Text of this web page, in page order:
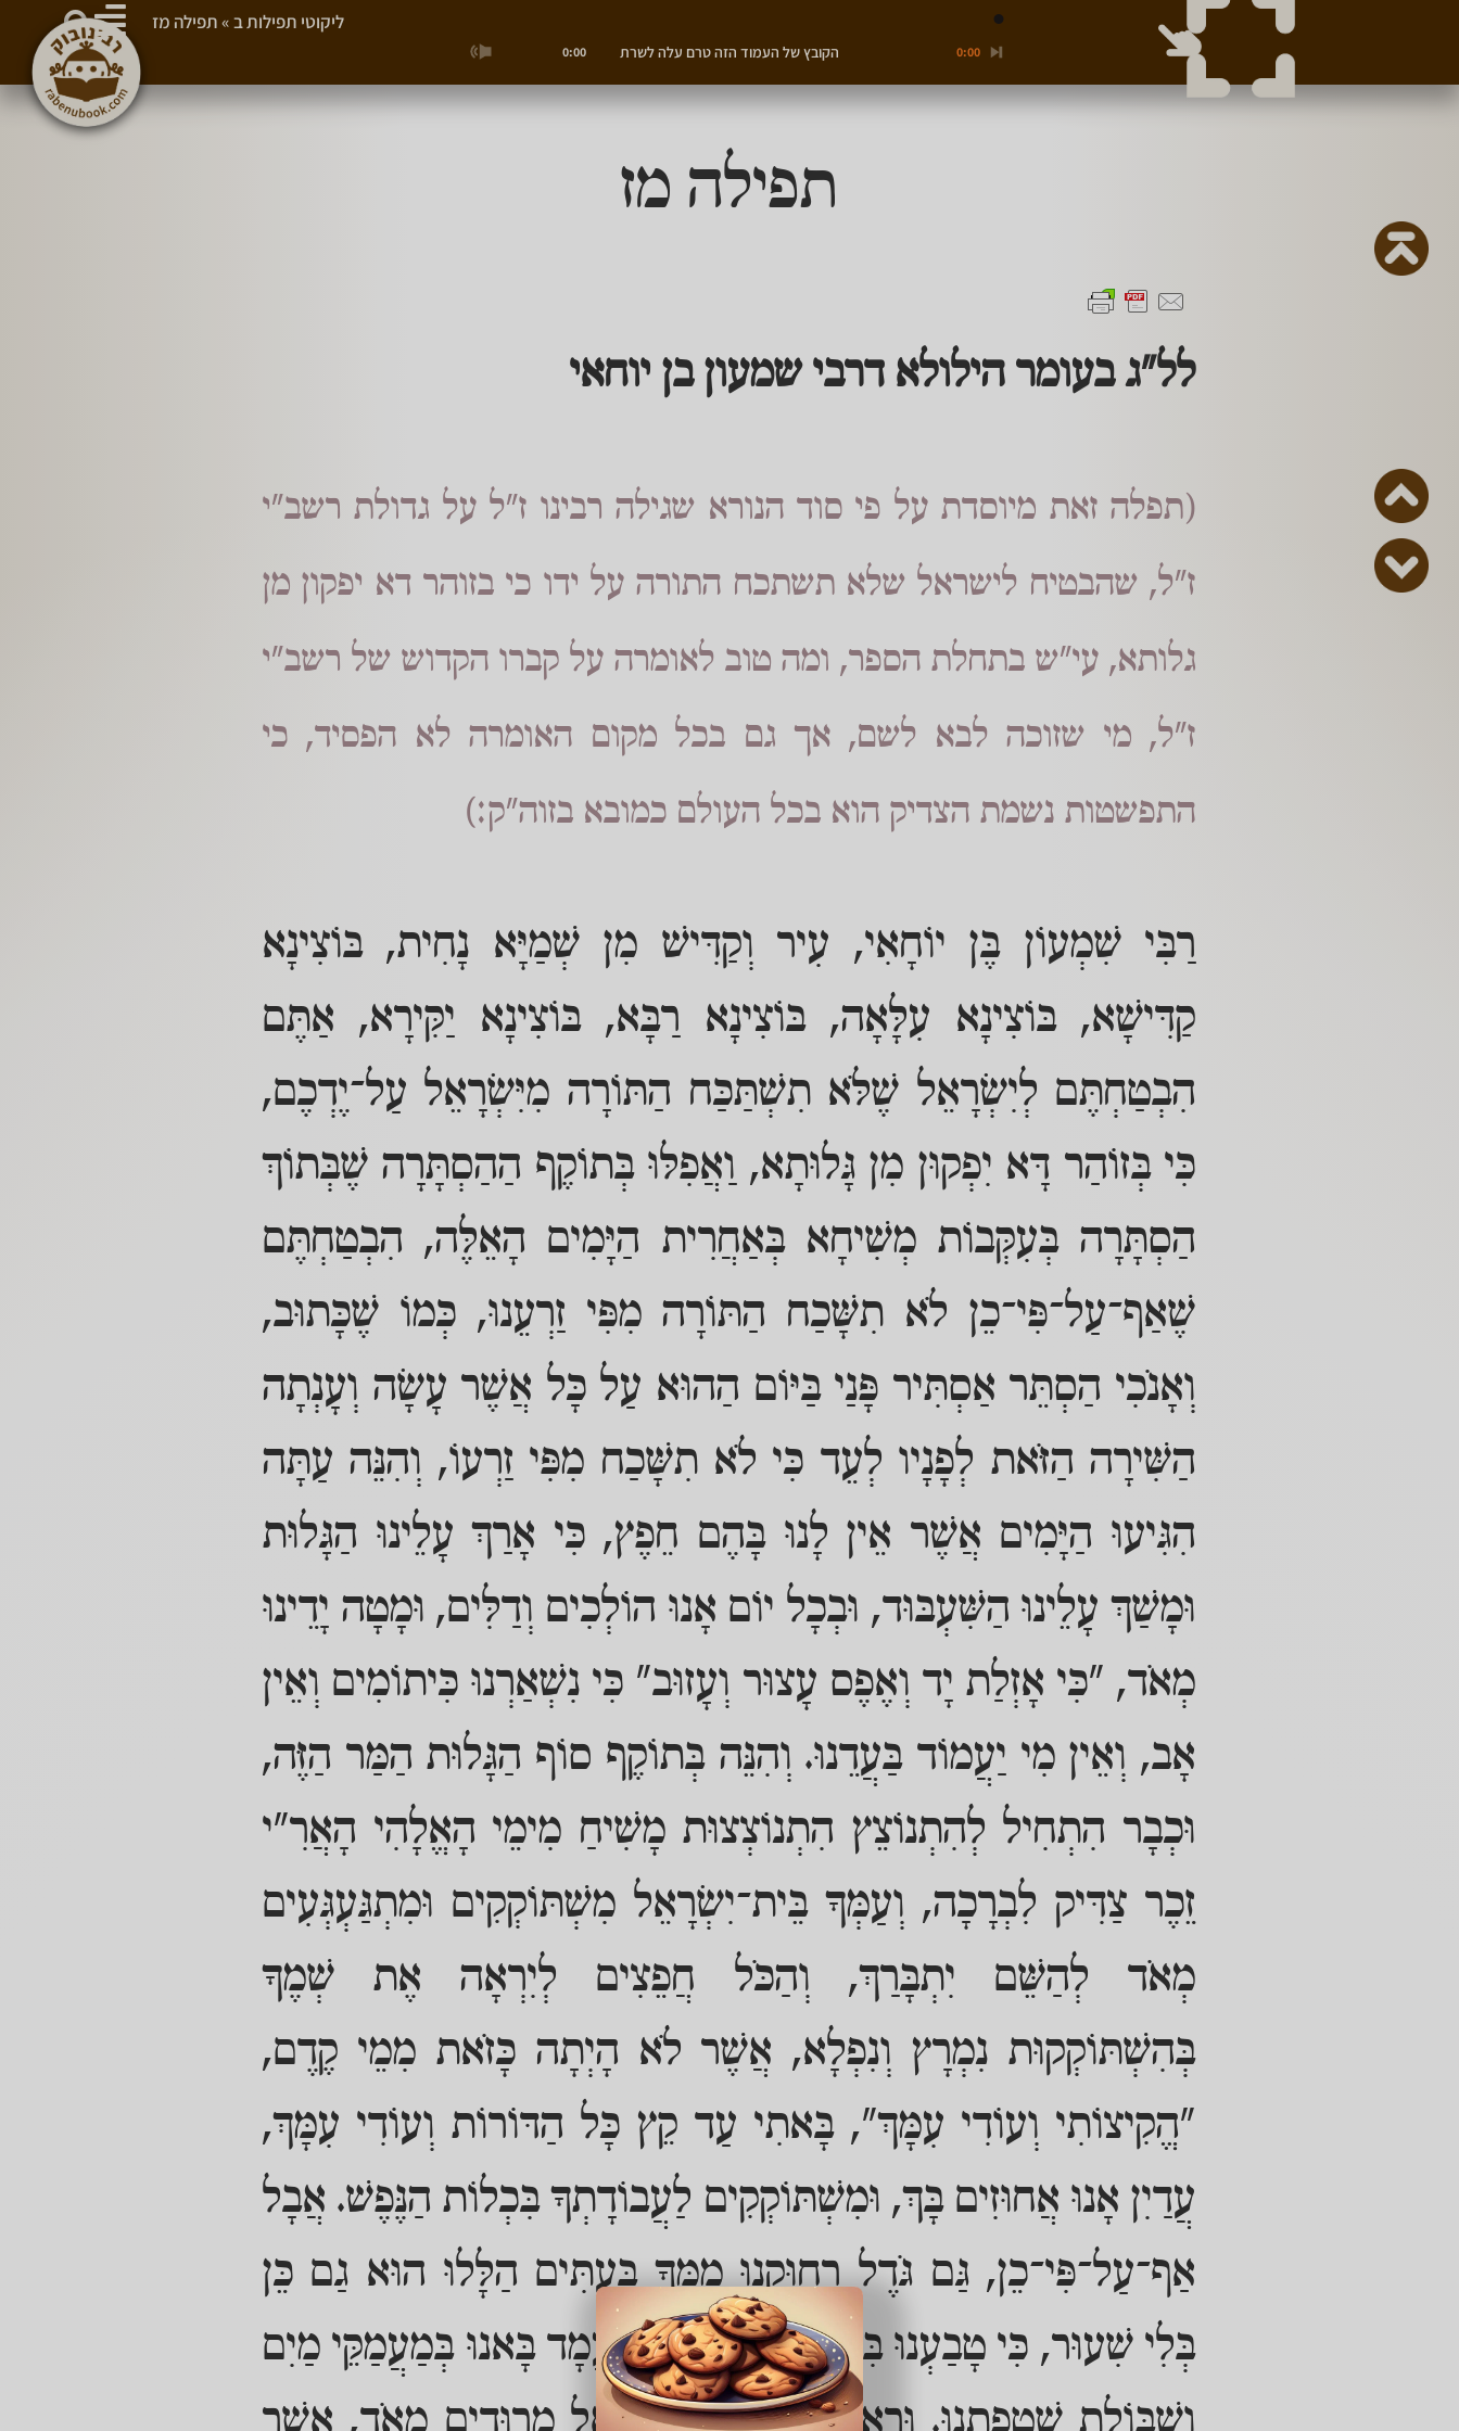
תפילה מז
לל"ג בעומר הילולא דרבי שמעון בן יוחאי
(תפלה זאת מיוסדת על פי סוד הנורא שגילה רבינו ז"ל על גדולת רשב"י
ז"ל, שהבטיח לישראל שלא תשתכח התורה על ידו כי בזוהר דא יפקון מן
גלותא, עי"ש בתחלת הספר, ומה טוב לאומרה על קברו הקדוש של רשב"י
ז"ל, מי שזוכה לבא לשם, אך גם בכל מקום האומרה לא הפסיד, כי
התפשטות נשמת הצדיק הוא בכל העולם כמובא בזוה”ק:)
רַבִּי שִׁמְעוֹן בֶּן יוֹחָאִי, עִיר וְקַדִּישׁ מִן שְׁמַיָּא נָחִית, בּוֹצִינָא
קַדִּישָׁא, בּוֹצִינָא עִלָּאָה, בּוֹצִינָא רַבָּא, בּוֹצִינָא יַקִּירָא, אַתֶּם
הִבְטַחְתֶּם לְיִשְׂרָאֵל שֶׁלֹּא תִשְׁתַּכַּח הַתּוֹרָה מִיִּשְׂרָאֵל עַל־יֶדְכֶם,
כִּי בְּזוֹהַר דָּא יִפְקוּן מִן גָּלוּתָא, וַאֲפִלּוּ בְּתוֹקֶף הַהַסְתָּרָה שֶׁבְּתוֹךְ
הַסְתָּרָה בְּעִקְּבוֹת מְשִׁיחָא בְּאַחֲרִית הַיָּמִים הָאֵלֶּה, הִבְטַחְתֶּם
שֶׁאַף־עַל־פִּי־כֵן לֹא תִשָּׁכַח הַתּוֹרָה מִפִּי זַרְעֵנוּ, כְּמוֹ שֶׁכָּתוּב,
וְאָנֹכִי הַסְתֵּר אַסְתִּיר פָּנַי בַּיּוֹם הַהוּא עַל כָּל אֲשֶׁר עָשָׂה וְעָנְתָה
הַשִּׁירָה הַזֹּאת לְפָנָיו לְעֵד כִּי לֹא תִשָּׁכַח מִפִּי זַרְעוֹ, וְהִנֵּה עַתָּה
הִגִּיעוּ הַיָּמִים אֲשֶׁר אֵין לָנוּ בָּהֶם חֵפֶץ, כִּי אָרַךְ עָלֵינוּ הַגָּלוּת
וּמָשַׁךְ עָלֵינוּ הַשִּׁעְבּוּד, וּבְכָל יוֹם אָנוּ הוֹלְכִים וְדַלִּים, וּמָטָה יָדֵינוּ
מְאֹד, "כִּי אָזְלַת יָד וְאֶפֶס עָצוּר וְעָזוּב" כִּי נִשְׁאַרְנוּ כִּיתוֹמִים וְאֵין
אָב, וְאֵין מִי יַעֲמוֹד בַּעֲדֵנוּ. וְהִנֵּה בְּתוֹקֶף סוֹף הַגָּלוּת הַמַּר הַזֶּה,
וּכְבָר הִתְחִיל לְהִתְנוֹצֵץ הִתְנוֹצְצוּת מָשִׁיחַ מִימֵי הָאֱלָהִי הָאֲרִ"י
זֵכֶר צַדִּיק לִבְרָכָה, וְעַמְּךָ בֵּית־יִשְׂרָאֵל מִשְׁתּוֹקְקִים וּמִתְגַּעְגְּעִים
מְאֹד לְהַשֵּׁם יִתְבָּרַךְ, וְהַכֹּל חֲפֵצִים לְיִרְאָה אֶת שְׁמֶךָ
בְּהִשְׁתּוֹקְקוּת נִמְרָץ וְנִפְלָא, אֲשֶׁר לֹא הָיְתָה כָּזֹאת מִמֵי קֶדֶם,
"הֱקִיצוֹתִי וְעוֹדִי עִמָּךְ", בָּאתִי עַד קֵץ כָּל הַדּוֹרוֹת וְעוֹדִי עִמָּךְ,
עֲדַיִן אָנוּ אֲחוּזִים בָּךְ, וּמִשְׁתּוֹקְקִים לַעֲבוֹדָתְךָ בִּכְלוֹת הַנֶּפֶשׁ. אֲבָל
אַף־עַל־פִּי־כֵן, גַּם גֹּדֶל רִחוּקֵנוּ מִמְּךָ בָּעִתִּים הַלָּלוּ הוּא גַם כֵּן
בְּלִי שִׁעוּר, כִּי טָבַעְנוּ בִּיוֵן מְצוּלָה וְאֵין מָעֳמָד בָּאנוּ בְּמַעֲמַקֵּי מַיִם
ליקוטי תפילות ב»תפילה מז
0:00 הקובץ של העמוד הזה טרם עלה לשרת 0:00